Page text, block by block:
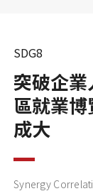
SDG8
突破企
區就業
成大
Synergy